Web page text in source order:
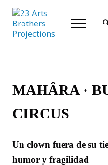
Saltar al contenido principal
Skip to header right
Skip to site footer
Menu
MAHÂRA ·
CIRCUS
Un clown fuera de su
humor y fragilidad